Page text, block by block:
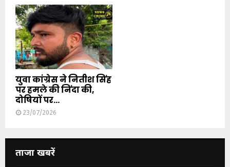
युवा कांग्रेस ने नितीश सिंह
पर हमले की निंदा की,
दोषियों पर...
23/07/2026
ताजा खबरें